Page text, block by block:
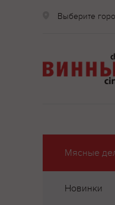
Выберите
Мясные
Новинки